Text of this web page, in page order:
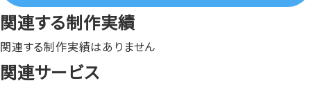
関連する制作実績
関連する制作実績はありません
関連サービス